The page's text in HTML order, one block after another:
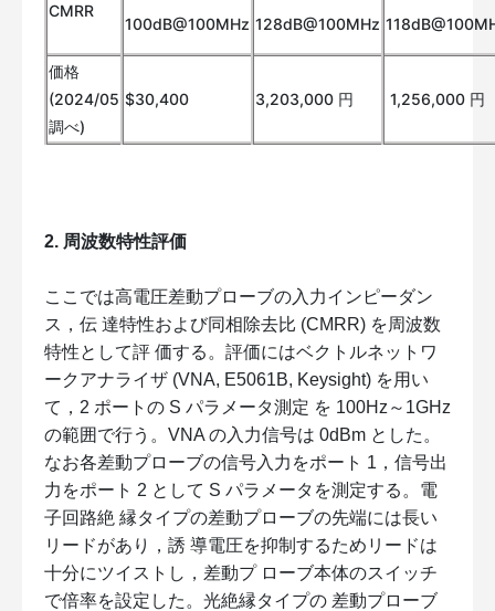
CMRR
100dB@100MHz 128dB@100MHz
価格
(2024/05
調べ)
$30,400 3,203,000 円 1,256,000 円
2. 周波数特性評価
ここでは高電圧差動プローブの入力インピーダン
ス，伝 達特性および同相除去比 (CMRR) を周波数
特性として評 価する。評価にはベクトルネットワ
ークアナライザ (VNA, E5061B, Keysight) を用い
て，2 ポートの S パラメータ測定 を 100Hz～1GHz
の範囲で行う。VNA の入力信号は 0dBm とした。
なお各差動プローブの信号入力をポート 1，信号出
力をポート 2 として S パラメータを測定する。電
子回路絶 縁タイプの差動プローブの先端には長い
リードがあり，誘 導電圧を抑制するためリードは
十分にツイストし，差動プ ローブ本体のスイッチ
で倍率を設定した。光絶縁タイプの 差動プローブ